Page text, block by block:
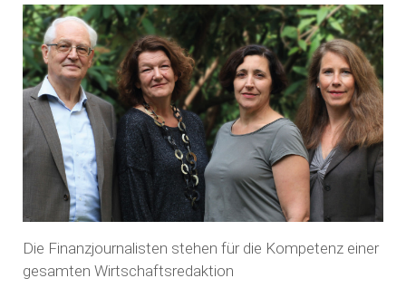
Die Finanzjournalisten stehen für die Kompetenz einer
gesamten Wirtschaftsredaktion